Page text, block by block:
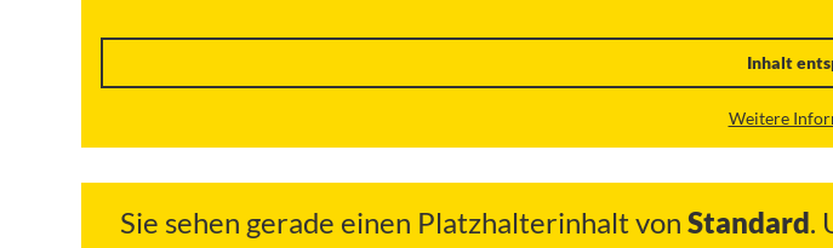
Inhalt
Weitere
Sie sehen gerade einen Platzhalterinhalt von Standard.